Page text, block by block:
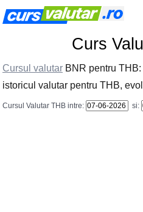
Curs
Cursul valutar BNR pentru
istoricul valutar pentru THB,
Cursul Valutar THB intre: si: